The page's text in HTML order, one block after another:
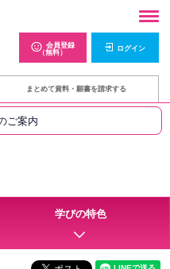
会員登録
（無料）
ログイン
まとめて資料・願書を請求する
ご案内
学びの特色